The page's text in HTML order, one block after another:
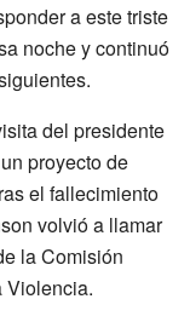
a este triste
noche y continuó
del presidente
proyecto de
el fallecimiento
volvió a llamar
la Comisión
Violencia.